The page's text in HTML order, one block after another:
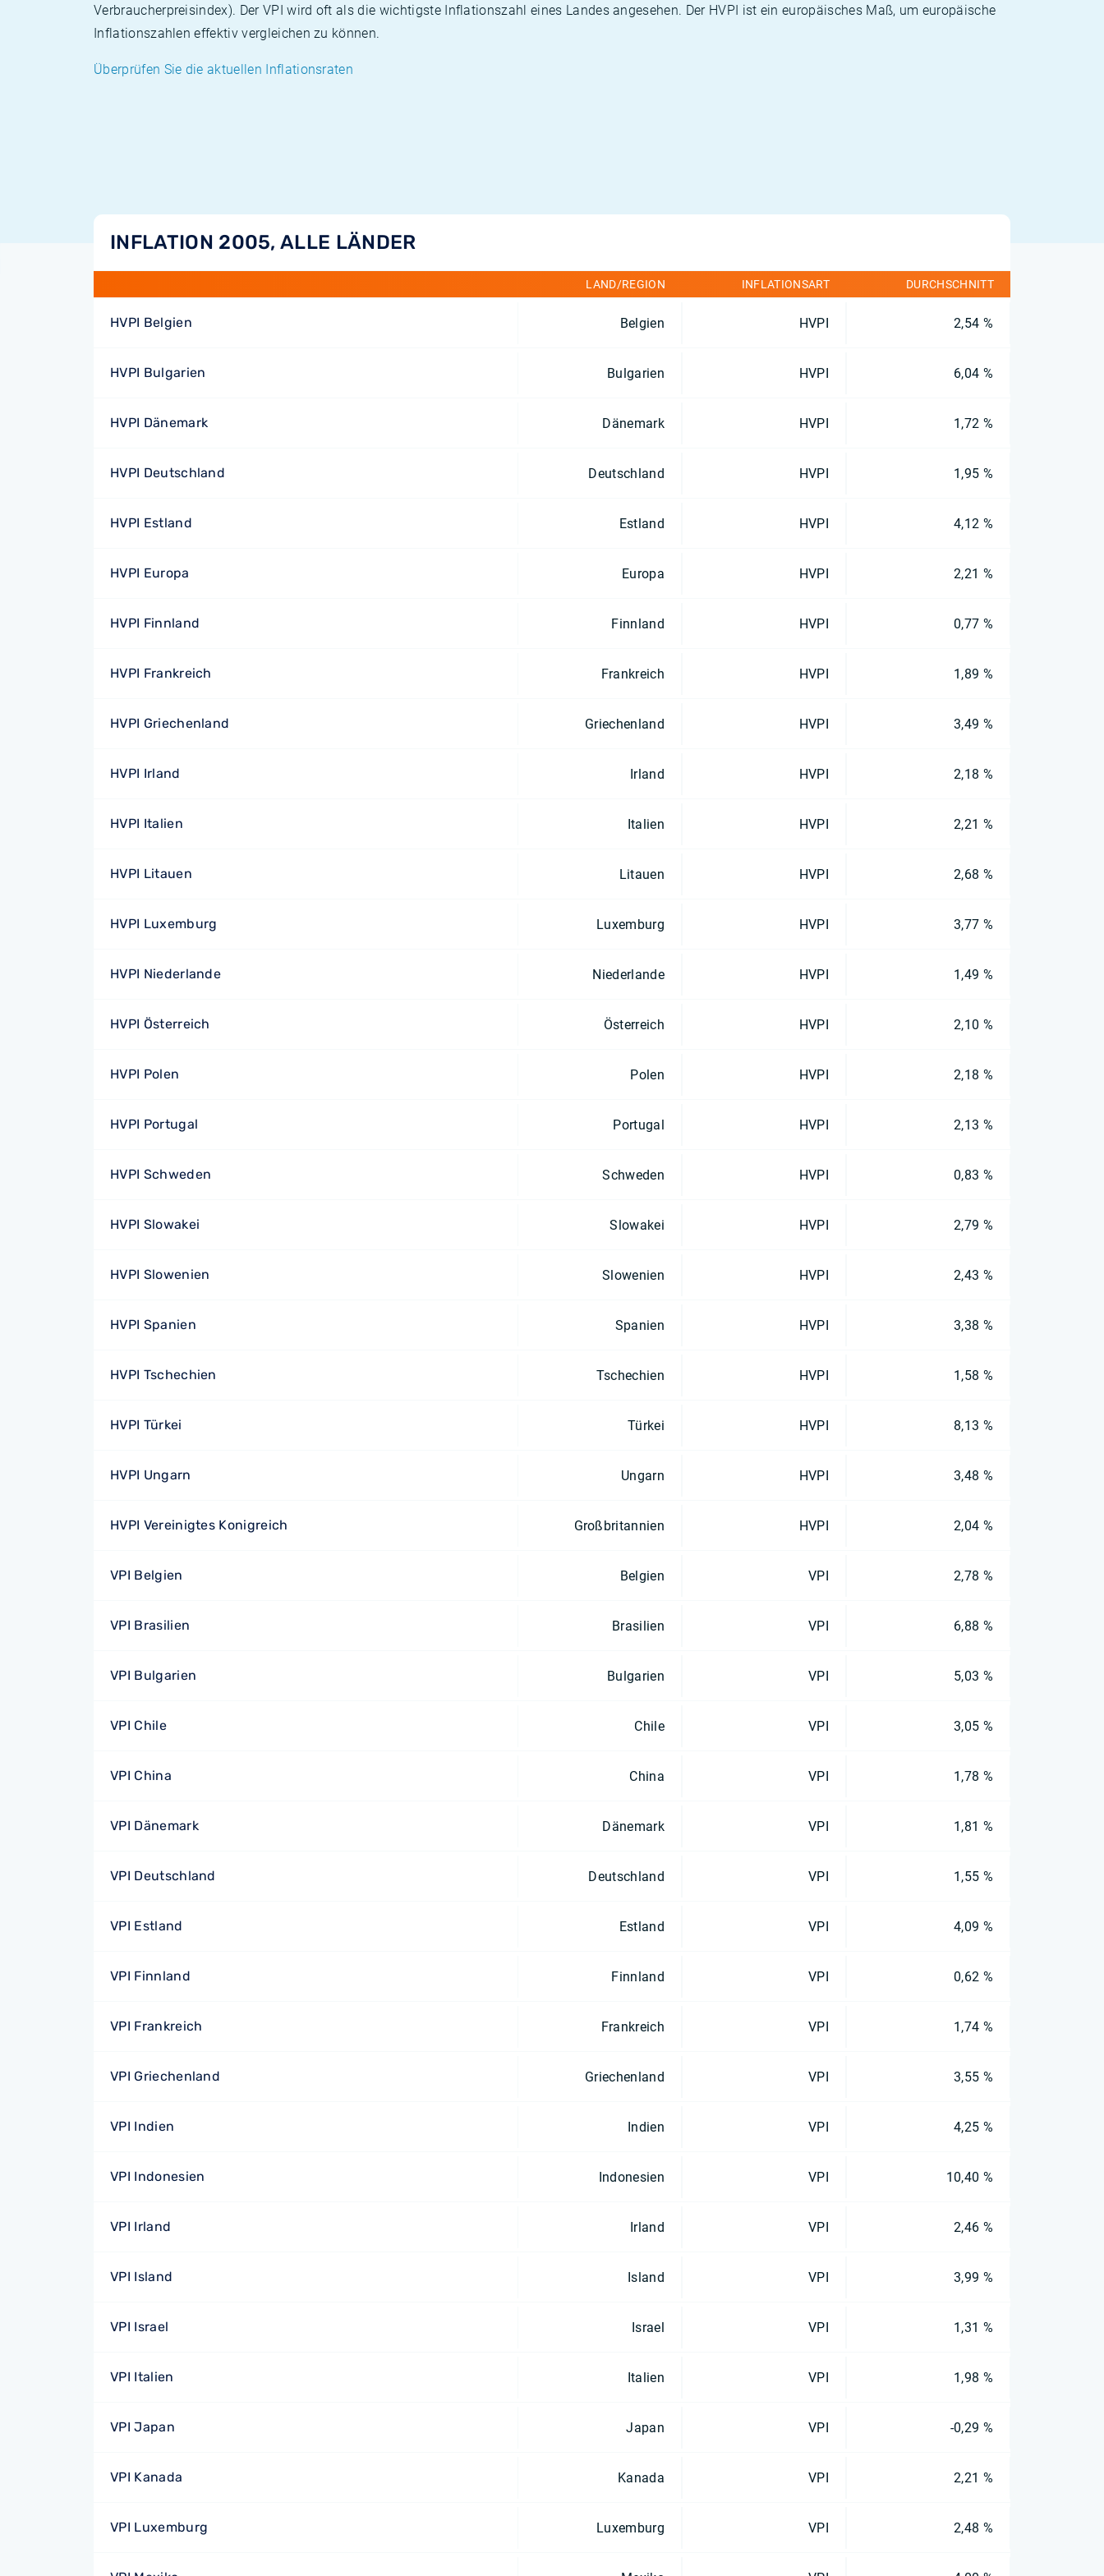
Verbraucherpreisindex). Der VPI wird oft als die wichtigste Inflationszahl eines Landes angesehen. Der HVPI ist ein europäisches Maß, um europäische
Inflationszahlen effektiv vergleichen zu können.
Überprüfen Sie die aktuellen Inflationsraten
INFLATION 2005, ALLE LÄNDER
LAND/REGION INFLATIONSART DURCHSCHNITT
HVPI Belgien Belgien HVPI 2,54 %
HVPI Bulgarien Bulgarien HVPI 6,04 %
HVPI Dänemark Dänemark HVPI 1,72 %
HVPI Deutschland Deutschland HVPI 1,95 %
HVPI Estland Estland HVPI 4,12 %
HVPI Europa Europa HVPI 2,21 %
HVPI Finnland Finnland HVPI 0,77 %
HVPI Frankreich Frankreich HVPI 1,89 %
HVPI Griechenland Griechenland HVPI 3,49 %
HVPI Irland Irland HVPI 2,18 %
HVPI Italien Italien HVPI 2,21 %
HVPI Litauen Litauen HVPI 2,68 %
HVPI Luxemburg Luxemburg HVPI 3,77 %
HVPI Niederlande Niederlande HVPI 1,49 %
HVPI Österreich Österreich HVPI 2,10 %
HVPI Polen Polen HVPI 2,18 %
HVPI Portugal Portugal HVPI 2,13 %
HVPI Schweden Schweden HVPI 0,83 %
HVPI Slowakei Slowakei HVPI 2,79 %
HVPI Slowenien Slowenien HVPI 2,43 %
HVPI Spanien Spanien HVPI 3,38 %
HVPI Tschechien Tschechien HVPI 1,58 %
HVPI Türkei Türkei HVPI 8,13 %
HVPI Ungarn Ungarn HVPI 3,48 %
HVPI Vereinigtes Konigreich Großbritannien HVPI 2,04 %
VPI Belgien Belgien VPI 2,78 %
VPI Brasilien Brasilien VPI 6,88 %
VPI Bulgarien Bulgarien VPI 5,03 %
VPI Chile Chile VPI 3,05 %
VPI China China VPI 1,78 %
VPI Dänemark Dänemark VPI 1,81 %
VPI Deutschland Deutschland VPI 1,55 %
VPI Estland Estland VPI 4,09 %
VPI Finnland Finnland VPI 0,62 %
VPI Frankreich Frankreich VPI 1,74 %
VPI Griechenland Griechenland VPI 3,55 %
VPI Indien Indien VPI 4,25 %
VPI Indonesien Indonesien VPI 10,40 %
VPI Irland Irland VPI 2,46 %
VPI Island Island VPI 3,99 %
VPI Israel Israel VPI 1,31 %
VPI Italien Italien VPI 1,98 %
VPI Japan Japan VPI -0,29 %
VPI Kanada Kanada VPI 2,21 %
VPI Luxemburg Luxemburg VPI 2,48 %